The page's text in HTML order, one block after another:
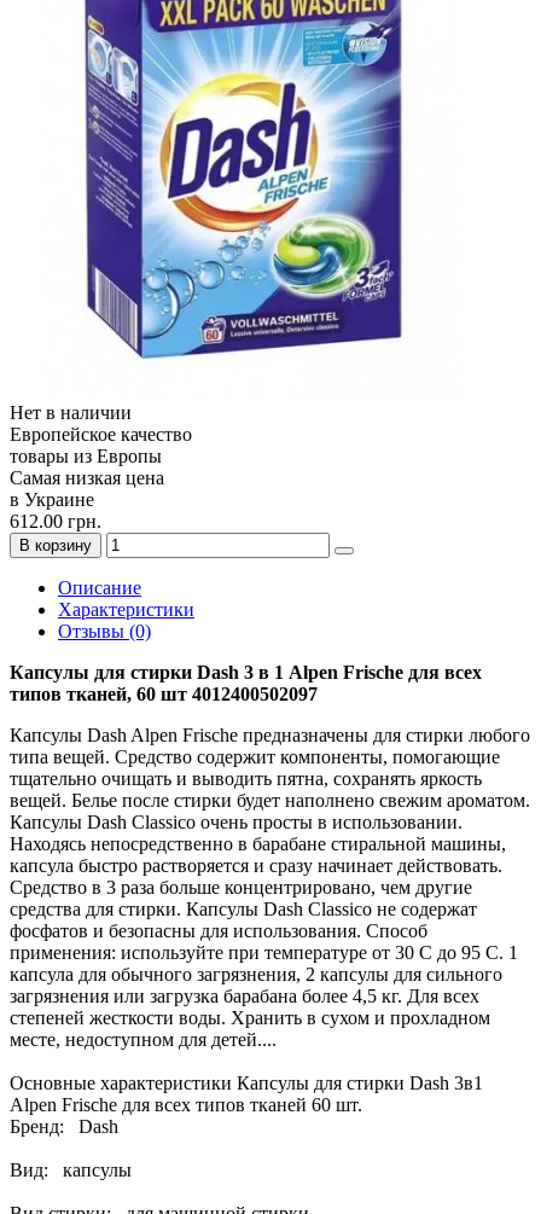
Нет в наличии
Европейское качество
товары из Европы
Самая низкая цена
в Украине
612.00 грн.
В корзину
Описание
Характеристики
Отзывы (0)
Капсулы для стирки Dash 3 в 1 Alpen Frische для всех
типов тканей, 60 шт 4012400502097
Капсулы Dash Alpen Frische предназначены для стирки любого
типа вещей. Средство содержит компоненты, помогающие
тщательно очищать и выводить пятна, сохранять яркость
вещей. Белье после стирки будет наполнено свежим ароматом.
Капсулы Dash Classico очень просты в использовании.
Находясь непосредственно в барабане стиральной машины,
капсула быстро растворяется и сразу начинает действовать.
Средство в 3 раза больше концентрировано, чем другие
средства для стирки. Капсулы Dash Classico не содержат
фосфатов и безопасны для использования. Способ
применения: используйте при температуре от 30 C до 95 C. 1
капсула для обычного загрязнения, 2 капсулы для сильного
загрязнения или загрузка барабана более 4,5 кг. Для всех
степеней жесткости воды. Хранить в сухом и прохладном
месте, недоступном для детей....
Основные характеристики Капсулы для стирки Dash 3в1
Alpen Frische для всех типов тканей 60 шт.
Бренд: Dash
Вид: капсулы